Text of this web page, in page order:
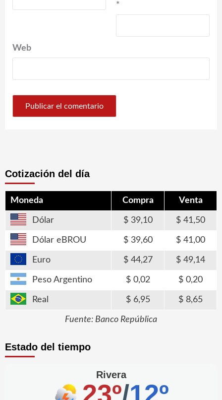
*
Web
Cotización del día
Moneda Compra Venta
Dólar 39,10 41,50
Dólar eBROU 39,60 41,00
Euro 44,27 49,14
Peso Argentino 0,02 0,20
Real 6,95 8,65
Fuente: Banco República
Estado del tiempo
Rivera
23º/12º